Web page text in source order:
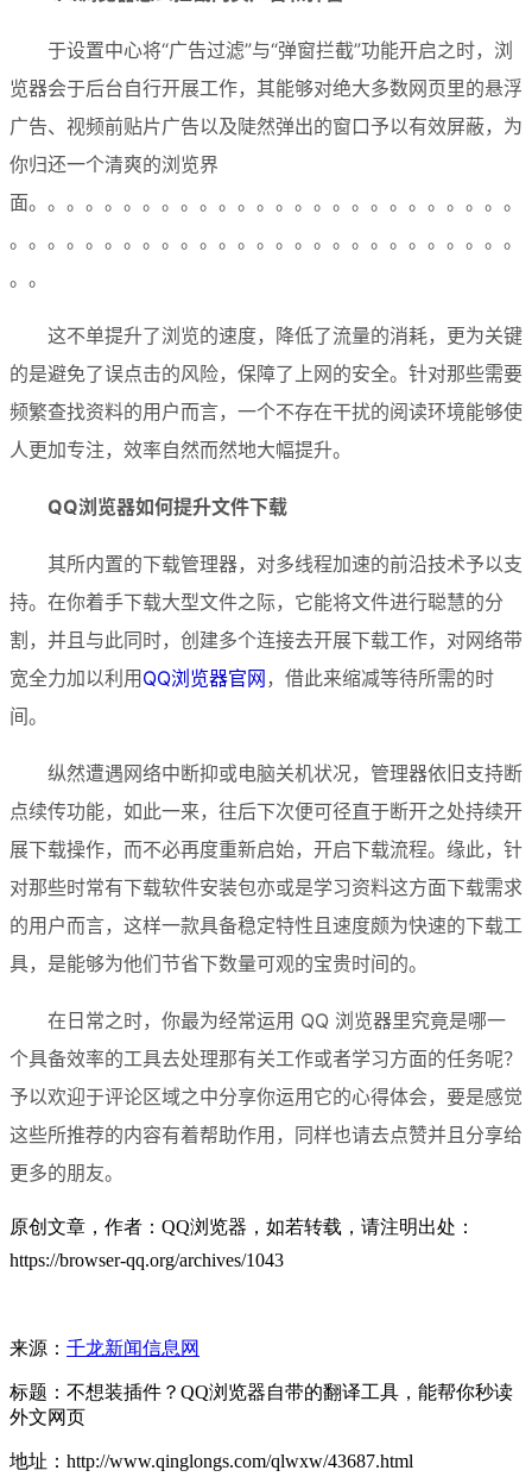
于设置中心将“广告过滤”与“弹窗拦截”功能开启之时，浏
览器会于后台自行开展工作，其能够对绝大多数网页里的悬浮
广告、视频前贴片广告以及陡然弹出的窗口予以有效屏蔽，为
你归还一个清爽的浏览界
面。。。。。。。。。。。。。。。。。。。。。。。。。。
。。。。。。。。。。。。。。。。。。。。。。。。。。。
。。
这不单提升了浏览的速度，降低了流量的消耗，更为关键
的是避免了误点击的风险，保障了上网的安全。针对那些需要
频繁查找资料的用户而言，一个不存在干扰的阅读环境能够使
人更加专注，效率自然而然地大幅提升。
QQ浏览器如何提升文件下载
其所内置的下载管理器，对多线程加速的前沿技术予以支
持。在你着手下载大型文件之际，它能将文件进行聪慧的分
割，并且与此同时，创建多个连接去开展下载工作，对网络带
宽全力加以利用QQ浏览器官网，借此来缩减等待所需的时
间。
纵然遭遇网络中断抑或电脑关机状况，管理器依旧支持断
点续传功能，如此一来，往后下次便可径直于断开之处持续开
展下载操作，而不必再度重新启始，开启下载流程。缘此，针
对那些时常有下载软件安装包亦或是学习资料这方面下载需求
的用户而言，这样一款具备稳定特性且速度颇为快速的下载工
具，是能够为他们节省下数量可观的宝贵时间的。
在日常之时，你最为经常运用 QQ 浏览器里究竟是哪一
个具备效率的工具去处理那有关工作或者学习方面的任务呢？
予以欢迎于评论区域之中分享你运用它的心得体会，要是感觉
这些所推荐的内容有着帮助作用，同样也请去点赞并且分享给
更多的朋友。
原创文章，作者：QQ浏览器，如若转载，请注明出处：
https://browser-qq.org/archives/1043
来源： 千龙新闻信息网
标题：不想装插件？QQ浏览器自带的翻译工具，能帮你秒读
外文网页
地址：http://www.qinglongs.com/qlwxw/43687.html